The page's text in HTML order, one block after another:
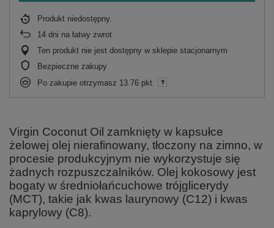
Produkt niedostępny
14 dni na łatwy zwrot
Ten produkt nie jest dostępny w sklepie stacjonarnym
Bezpieczne zakupy
Po zakupie otrzymasz 13.76 pkt.
Virgin Coconut Oil zamknięty w kapsułce
żelowej olej nierafinowany, tłoczony na zimno, w
procesie produkcyjnym nie wykorzystuje się
żadnych rozpuszczalników. Olej kokosowy jest
bogaty w średniołańcuchowe trójglicerydy
(MCT), takie jak kwas laurynowy (C12) i kwas
kaprylowy (C8).